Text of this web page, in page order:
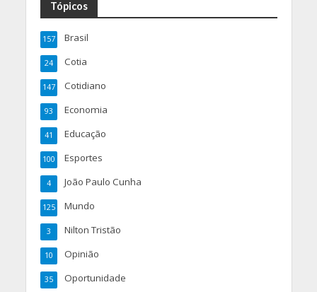
Tópicos
Brasil
157
Cotia
24
Cotidiano
147
Economia
93
Educação
41
Esportes
100
João Paulo Cunha
4
Mundo
125
Nilton Tristão
3
Opinião
10
Oportunidade
35